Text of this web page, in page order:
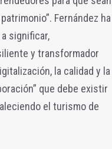
Fernández ha
significar,
y transformador
la calidad y la
que debe existir
el turismo de